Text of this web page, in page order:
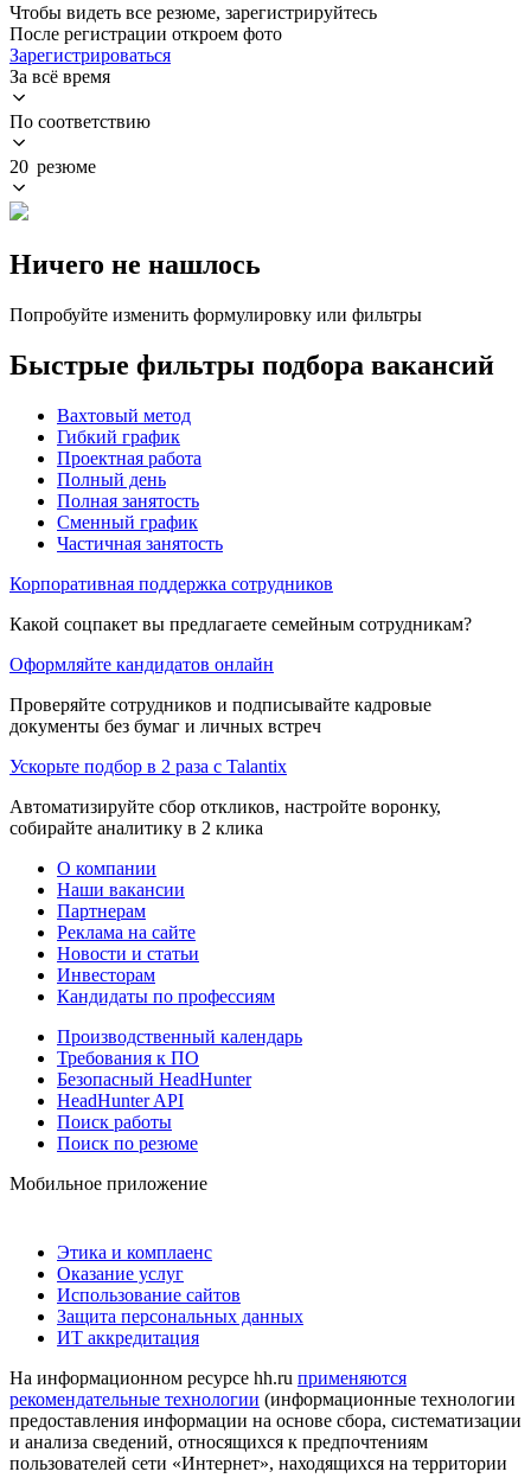
Чтобы видеть все резюме, зарегистрируйтесь
После регистрации откроем фото
Зарегистрироваться
За всё время
По соответствию
20 резюме
Ничего не нашлось
Попробуйте изменить формулировку или фильтры
Быстрые фильтры подбора вакансий
Вахтовый метод
Гибкий график
Проектная работа
Полный день
Полная занятость
Сменный график
Частичная занятость
Корпоративная поддержка сотрудников
Какой соцпакет вы предлагаете семейным сотрудникам?
Оформляйте кандидатов онлайн
Проверяйте сотрудников и подписывайте кадровые
документы без бумаг и личных встреч
Ускорьте подбор в 2 раза с Talantix
Автоматизируйте сбор откликов, настройте воронку,
собирайте аналитику в 2 клика
О компании
Наши вакансии
Партнерам
Реклама на сайте
Новости и статьи
Инвесторам
Кандидаты по профессиям
Производственный календарь
Требования к ПО
Безопасный HeadHunter
HeadHunter API
Поиск работы
Поиск по резюме
Мобильное приложение
Этика и комплаенс
Оказание услуг
Использование сайтов
Защита персональных данных
ИТ аккредитация
На информационном ресурсе hh.ru применяются
рекомендательные технологии (информационные технологии
предоставления информации на основе сбора, систематизации
и анализа сведений, относящихся к предпочтениям
пользователей сети «Интернет», находящихся на территории